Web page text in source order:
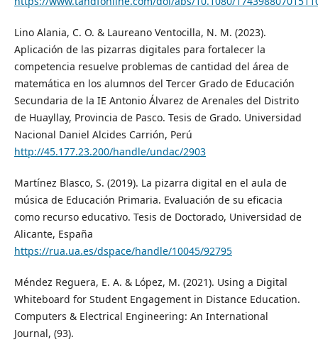
Lino Alania, C. O. & Laureano Ventocilla, N. M. (2023).
Aplicación de las pizarras digitales para fortalecer la
competencia resuelve problemas de cantidad del área de
matemática en los alumnos del Tercer Grado de Educación
Secundaria de la IE Antonio Álvarez de Arenales del Distrito
de Huayllay, Provincia de Pasco. Tesis de Grado. Universidad
Nacional Daniel Alcides Carrión, Perú
http://45.177.23.200/handle/undac/2903
Martínez Blasco, S. (2019). La pizarra digital en el aula de
música de Educación Primaria. Evaluación de su eficacia
como recurso educativo. Tesis de Doctorado, Universidad de
Alicante, España
https://rua.ua.es/dspace/handle/10045/92795
Méndez Reguera, E. A. & López, M. (2021). Using a Digital
Whiteboard for Student Engagement in Distance Education.
Computers & Electrical Engineering: An International
Journal, (93).